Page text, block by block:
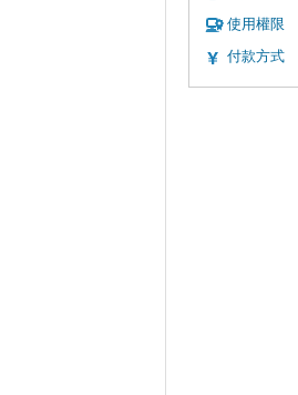
使用權限
付款方式